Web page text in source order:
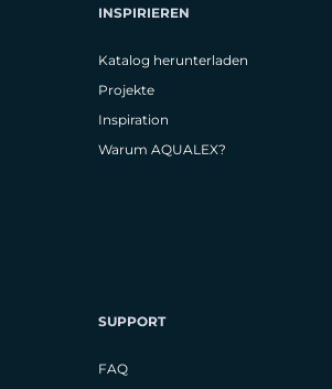
INSPIRIEREN
Katalog herunterladen
Projekte
Inspiration
Warum AQUALEX?
SUPPORT
FAQ